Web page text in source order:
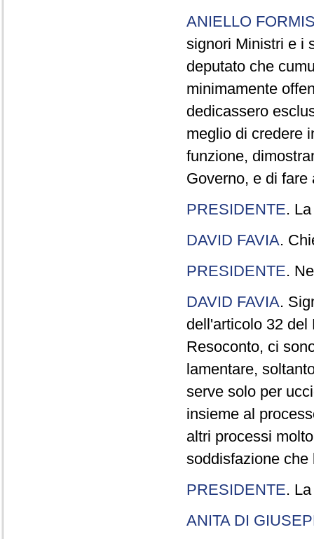
ANIELLO
signori Ministri e i
deputato che
minimamente
dedicassero
meglio di credere
funzione,
Governo, e di
PRESIDENTE.
DAVID FAVIA.
PRESIDENTE.
DAVID FAVIA.
dell'articolo 32 del
Resoconto, ci
lamentare,
serve solo per
insieme al
altri processi
soddisfazione che
PRESIDENTE.
ANITA DI